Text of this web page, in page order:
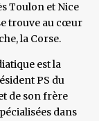
Toulon et Nice
trouve au cœur
la Corse.
est la
PS du
de son frère
dans